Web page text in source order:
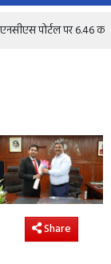
एनसीएस पोर्टल पर 6.46
Share